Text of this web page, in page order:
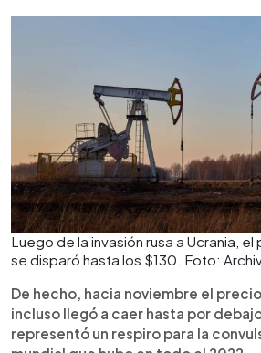
Luego de la invasión rusa a Ucrania,
se disparó hasta los $130. Foto:
De hecho, hacia noviembre el
incluso llegó a caer hasta por
representó un respiro para la